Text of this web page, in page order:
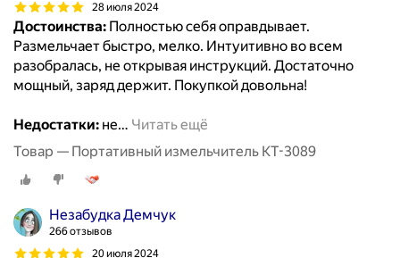
28 июля 2024
Достоинства: Полностью себя оправдывает.
Размельчает быстро, мелко. Интуитивно во всем
разобралась, не открывая инструкций. Достаточно
мощный, заряд держит. Покупкой довольна!
Недостатки: не… Читать ещё
Товар — Портативный измельчитель КТ-3089
Незабудка Демчук
266 отзывов
20 июля 2024